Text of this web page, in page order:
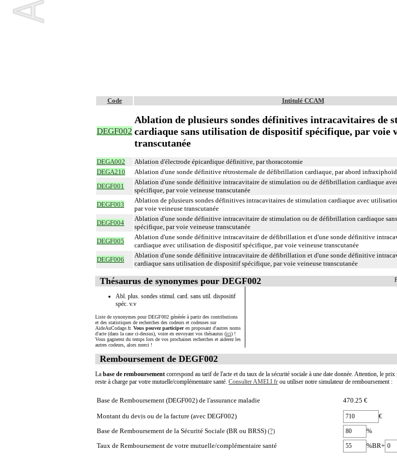
Code Intitulé CCAM
DEGF002
Ablation de plusieurs sondes définitives intracavitaires de
cardiaque sans utilisation de dispositif spécifique, par voie
transcutanée
DEGA002 Ablation d'électrode épicardique définitive, par thoracotomie
DEGA210 Ablation d'une sonde définitive rétrosternale de défibrillation cardiaque, par abord
DEGF001
Ablation d'une sonde définitive intracavitaire de stimulation ou de défibrillation cardiaque
spécifique, par voie veineuse transcutanée
DEGF003
Ablation de plusieurs sondes définitives intracavitaires de stimulation cardiaque avec
par voie veineuse transcutanée
DEGF004
Ablation d'une sonde définitive intracavitaire de stimulation ou de défibrillation cardiaque
spécifique, par voie veineuse transcutanée
DEGF005
Ablation d'une sonde définitive intracavitaire de défibrillation et d'une sonde définitive
cardiaque avec utilisation de dispositif spécifique, par voie veineuse transcutanée
DEGF006
Ablation d'une sonde définitive intracavitaire de défibrillation et d'une sonde définitive
cardiaque sans utilisation de dispositif spécifique, par voie veineuse transcutanée
Thésaurus de synonymes pour DEGF002
Abl. plus. sondes stimul. card. sans util. dispositif
spéc. v.v
Liste de synonymes pour DEGF002 générée à partir des contributions
et des statistiques de recherches des codeurs et codeuses sur
AideAuCodage.fr. Vous pouvez participeren proposant d'autres noms
d'acte (dans la case ci-dessus), voire en envoyant vos thésaurus (ici) !
Vous gagnerez du temps lors de vos prochaines recherches et aiderez les
autres codeurs, alors merci !
Remboursement de DEGF002
La base de remboursement correspond au tarif de l'acte et du taux de la sécurité sociale à une date donnée. Attention, le
reste à charge par votre mutuelle/complémentaire santé. Consulter AMELI.fr ou utiliser notre simulateur de remboursement :
Base de Remboursement (DEGF002) de l'assurance maladie 470.25 €
Montant du devis ou de la facture (avec DEGF002)
€
Base de Remboursement de la Sécurité Sociale (BR ou BRSS) (?)
%
Taux de Remboursement de votre mutuelle/complémentaire santé
%BR+